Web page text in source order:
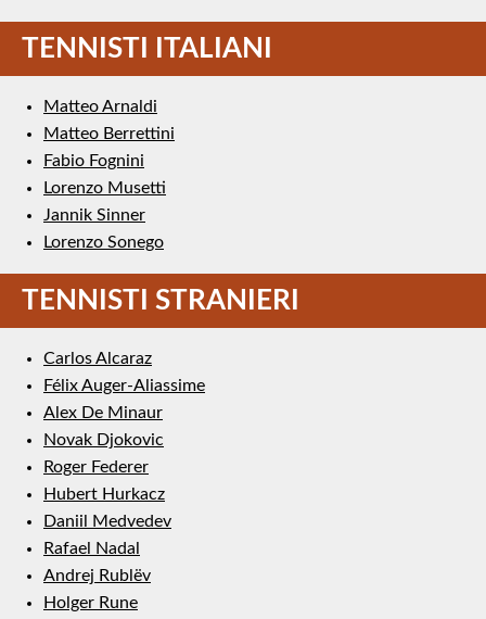
TENNISTI ITALIANI
Matteo Arnaldi
Matteo Berrettini
Fabio Fognini
Lorenzo Musetti
Jannik Sinner
Lorenzo Sonego
TENNISTI STRANIERI
Carlos Alcaraz
Félix Auger-Aliassime
Alex De Minaur
Novak Djokovic
Roger Federer
Hubert Hurkacz
Daniil Medvedev
Rafael Nadal
Andrej Rublëv
Holger Rune